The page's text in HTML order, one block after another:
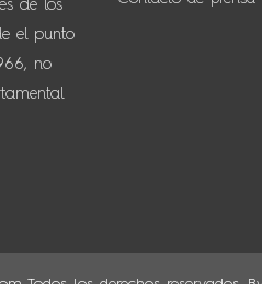
de los
el punto
no